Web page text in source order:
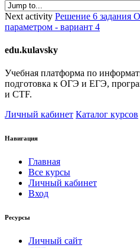
Next activity Решение 6 задания
параметром - вариант 4
edu.kulavsky
Учебная платформа по
подготовка к ОГЭ и ЕГЭ,
и CTF.
Личный кабинет Каталог курсов
Навигация
Главная
Все курсы
Личный кабинет
Вход
Ресурсы
Личный сайт